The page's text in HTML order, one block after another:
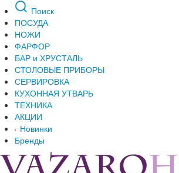
Поиск
ПОСУДА
НОЖИ
ФАРФОР
БАР и ХРУСТАЛЬ
СТОЛОВЫЕ ПРИБОРЫ
СЕРВИРОВКА
КУХОННАЯ УТВАРЬ
ТЕХНИКА
АКЦИИ
Новинки
Бренды